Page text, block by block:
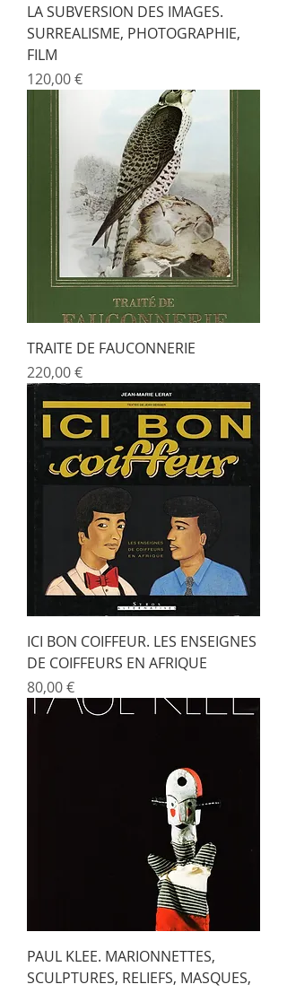
LA SUBVERSION DES IMAGES.
SURREALISME, PHOTOGRAPHIE,
FILM
Prix
120,00 €
TRAITE DE FAUCONNERIE
Prix
220,00 €
ICI BON COIFFEUR. LES ENSEIGNES
DE COIFFEURS EN AFRIQUE
Prix
80,00 €
PAUL KLEE. MARIONNETTES,
SCULPTURES, RELIEFS, MASQUES,